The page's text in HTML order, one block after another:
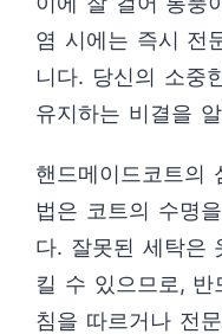
염 시에는 즉시 전
니다. 당신의 소중
유지하는 비결을
핸드메이드코트의
법은 코트의 수명
다. 잘못된 세탁은
킬 수 있으므로,
침을 따르거나 전